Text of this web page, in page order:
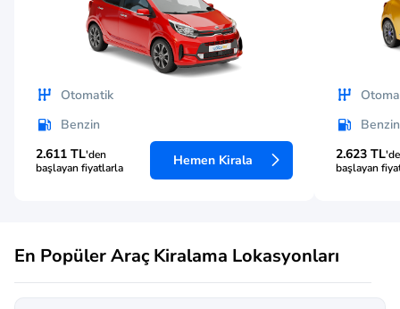
Otomatik
Benzin
2.611 TL'den
başlayan fiyatlarla
Hemen Kirala
Benzin
2.623 TL
başlayan
En Popüler Araç Kiralama Lokasyonları